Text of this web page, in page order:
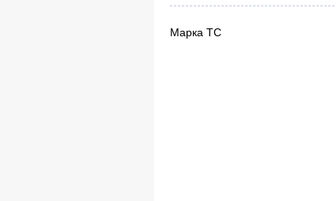
Марка ТС